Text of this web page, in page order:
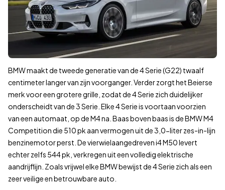
20.000–30.000 km
30.000–40.000 km
40.000–50.000 km
50.000–60.000 km
60.000–70.000 km
70.000–80.000 km
80.000–90.000 km
90.000–100.000 km
100.000–110.000 km
110.000–120.000 km
120.000–130.000 km
130.000–140.000 km
140.000–150.000 km
150.000–160.000 km
BMW maakt de tweede generatie van de 4 Serie (G22) twaalf
centimeter langer van zijn voorganger. Verder zorgt het Beierse
merk voor een grotere grille, zodat de 4 Serie zich duidelijker
onderscheidt van de 3 Serie. Elke 4 Serie is voortaan voorzien
van een automaat, op de M4 na. Baas boven baas is de BMW M4
Competition die 510 pk aan vermogen uit de 3,0-liter zes-in-lijn
benzinemotor perst. De vierwielaangedreven i4 M50 levert
echter zelfs 544 pk, verkregen uit een volledig elektrische
aandrijflijn. Zoals vrijwel elke BMW bewijst de 4 Serie zich als een
zeer veilige en betrouwbare auto.